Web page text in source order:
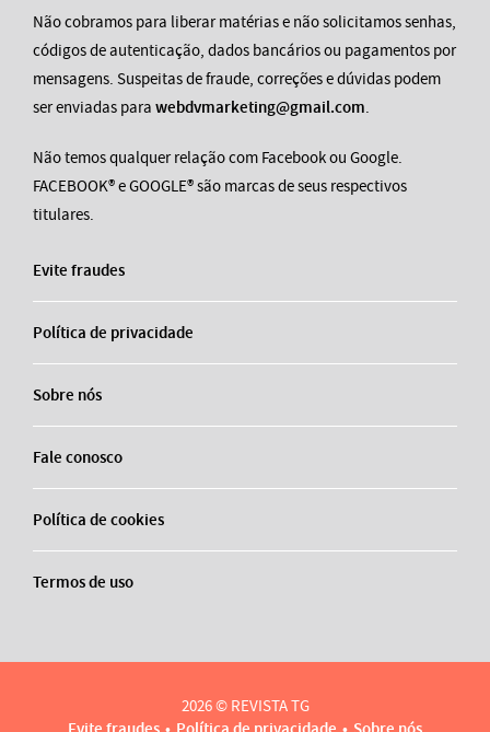
Não cobramos para liberar matérias e não solicitamos senhas,
códigos de autenticação, dados bancários ou pagamentos por
mensagens. Suspeitas de fraude, correções e dúvidas podem
ser enviadas para webdvmarketing@gmail.com.
Não temos qualquer relação com Facebook ou Google.
FACEBOOK® e GOOGLE® são marcas de seus respectivos
titulares.
Evite fraudes
Política de privacidade
Sobre nós
Fale conosco
Política de cookies
Termos de uso
2026 © REVISTA TG